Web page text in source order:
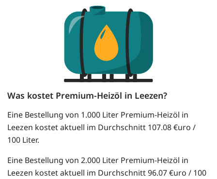
Was kostet Premium-Heizöl in Leezen?
Eine Bestellung von 1.000 Liter Premium-Heizöl in
Leezen kostet aktuell im Durchschnitt 107.08 €uro /
100 Liter.
Eine Bestellung von 2.000 Liter Premium-Heizöl in
Leezen kostet aktuell im Durchschnitt 96.07 €uro / 100